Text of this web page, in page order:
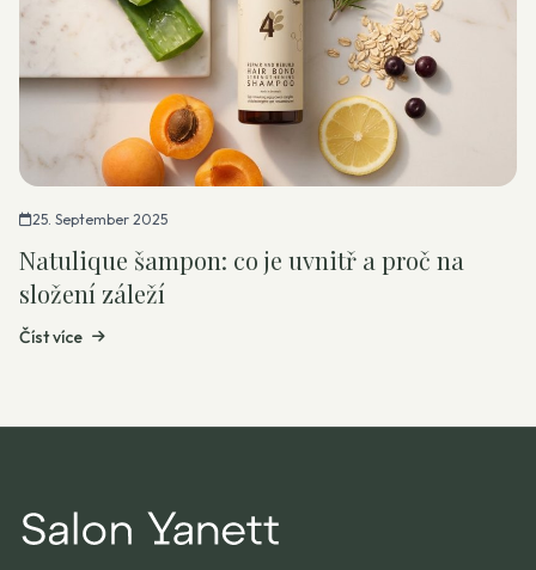
25. September 2025
Natulique šampon: co je uvnitř a proč na
složení záleží
Číst více